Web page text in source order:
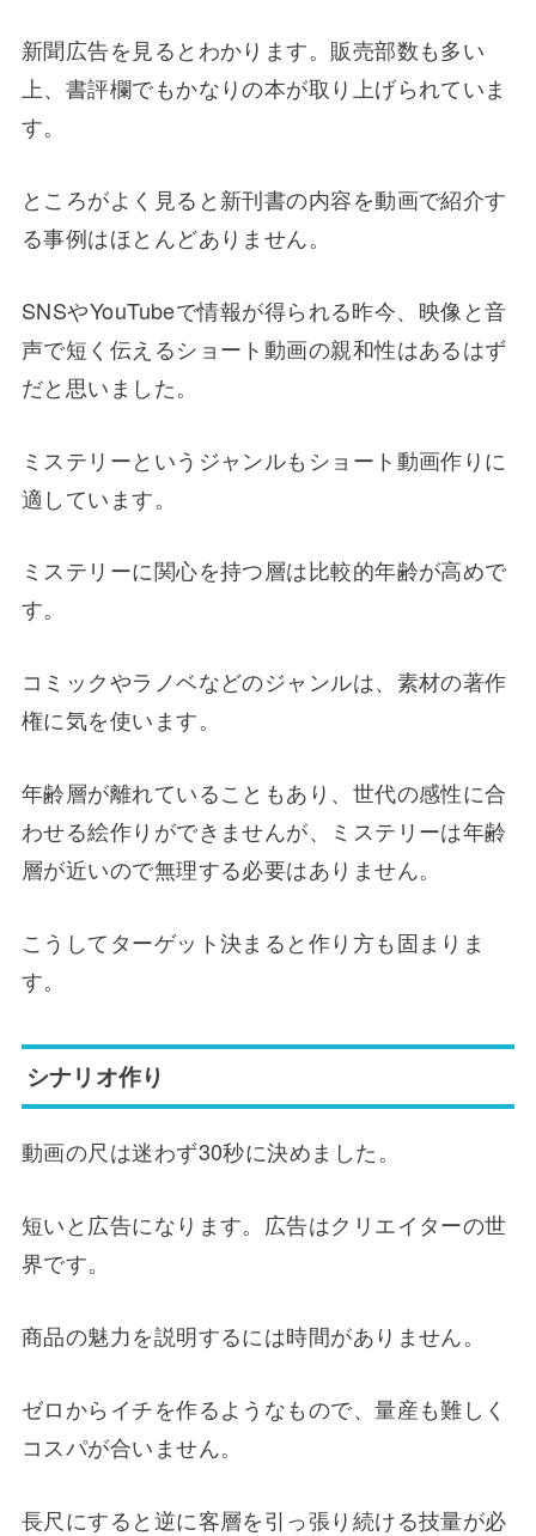
新聞広告を見るとわかります。販売部数も多い
上、書評欄でもかなりの本が取り上げられていま
す。
ところがよく見ると新刊書の内容を動画で紹介す
る事例はほとんどありません。
SNSやYouTubeで情報が得られる昨今、映像と音
声で短く伝えるショート動画の親和性はあるはず
だと思いました。
ミステリーというジャンルもショート動画作りに
適しています。
ミステリーに関心を持つ層は比較的年齢が高めで
す。
コミックやラノベなどのジャンルは、素材の著作
権に気を使います。
年齢層が離れていることもあり、世代の感性に合
わせる絵作りができませんが、ミステリーは年齢
層が近いので無理する必要はありません。
こうしてターゲット決まると作り方も固まりま
す。
シナリオ作り
動画の尺は迷わず30秒に決めました。
短いと広告になります。広告はクリエイターの世
界です。
商品の魅力を説明するには時間がありません。
ゼロからイチを作るようなもので、量産も難しく
コスパが合いません。
長尺にすると逆に客層を引っ張り続ける技量が必